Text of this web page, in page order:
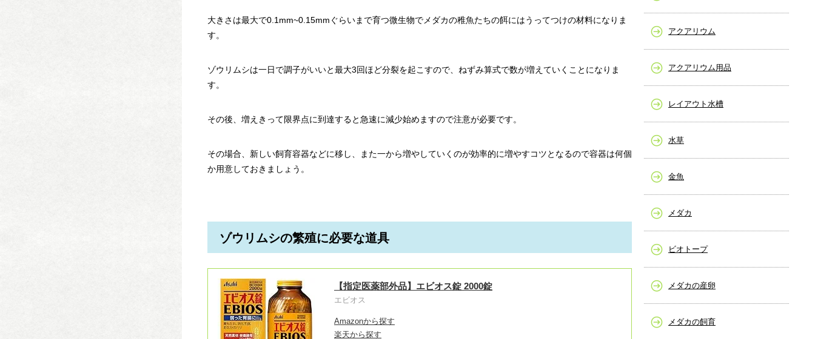
大きさは最大で0.1mm~0.15mmぐらいまで育つ微生物でメダカの稚魚たちの餌にはうってつけの材料になりま
す。
ゾウリムシは一日で調子がいいと最大3回ほど分裂を起こすので、ねずみ算式で数が増えていくことになりま
す。
その後、増えきって限界点に到達すると急速に減少始めますので注意が必要です。
その場合、新しい飼育容器などに移し、また一から増やしていくのが効率的に増やすコツとなるので容器は何個
か用意しておきましょう。
ゾウリムシの繁殖に必要な道具
【指定医薬部外品】エビオス錠 2000錠
エビオス
Amazonから探す
楽天から探す
アクアリウム
アクアリウム用品
レイアウト水槽
水草
金魚
メダカ
ビオトープ
メダカの産卵
メダカの飼育